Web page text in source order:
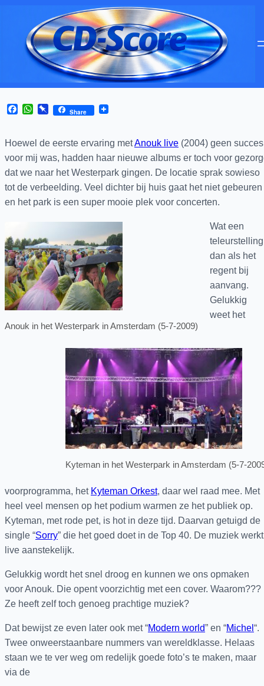
Facebook
WhatsApp
Pinboard
Share
Hoewel de eerste ervaring metAnouk live (2004) geen succes
voor mij was, hadden haar nieuwe albums er toch voor
dat we naar het Westerpark gingen. De locatie sprak sowieso
tot de verbeelding. Veel dichter bij huis gaat het niet gebeuren
en het park is een super mooie plek voor concerten.
Anouk in het Westerpark in Amsterdam (5-7-2009)
Kyteman in het Westerpark in Amsterdam (5-7-
Wat een
teleurstelling
dan als het
regent bij
aanvang.
Gelukkig
weet het
voorprogramma, het Kyteman Orkest, daar wel raad mee. Met
heel veel mensen op het podium warmen ze het publiek op.
Kyteman, met rode pet, is hot in deze tijd. Daarvan getuigd de
single “Sorry” die het goed doet in de Top 40. De muziek werkt
live aanstekelijk.
Gelukkig wordt het snel droog en kunnen we ons opmaken
voor Anouk. Die opent voorzichtig met een cover. Waarom???
Ze heeft zelf toch genoeg prachtige muziek?
Dat bewijst ze even later ook met “Modern world” en “Michel “.
Twee onweerstaanbare nummers van wereldklasse. Helaas
staan we te ver weg om redelijk goede foto’s te maken, maar
via de